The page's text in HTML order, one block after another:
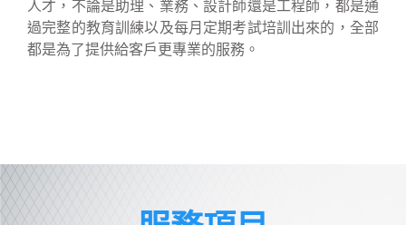
人才，不論是助理、業務、設計師還是工程師，都是通
過完整的教育訓練以及每月定期考試培訓出來的，全部
都是為了提供給客戶更專業的服務。